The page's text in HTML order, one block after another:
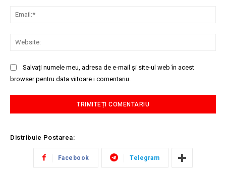
Salvați numele meu, adresa de e-mail și site-ul web în acest
browser pentru data viitoare i comentariu.
Distribuie Postarea:
Facebook Telegram